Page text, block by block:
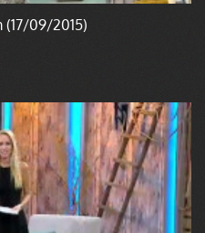
(17/09/2015)